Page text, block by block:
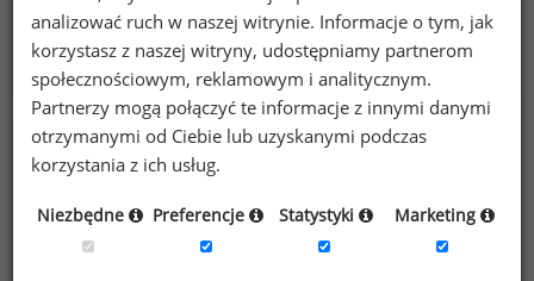
Szczegółowe dane o wynagrodzeniach na 840
portalu wynagrodzenia.pl
analizować ruch w naszej witrynie. Informacje o tym, jak
korzystasz z naszej witryny, udostępniamy partnerom
społecznościowym, reklamowym i analitycznym.
Partnerzy mogą połączyć te informacje z innymi danymi
otrzymanymi od Ciebie lub uzyskanymi podczas
korzystania z ich usług.
Niezbędne Preferencje Statystyki Marketing